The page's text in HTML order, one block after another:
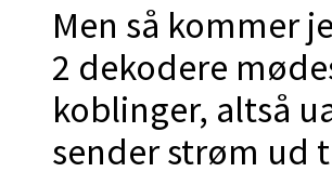
Men så kommer
2 dekodere
koblinger, altså
sender strøm ud